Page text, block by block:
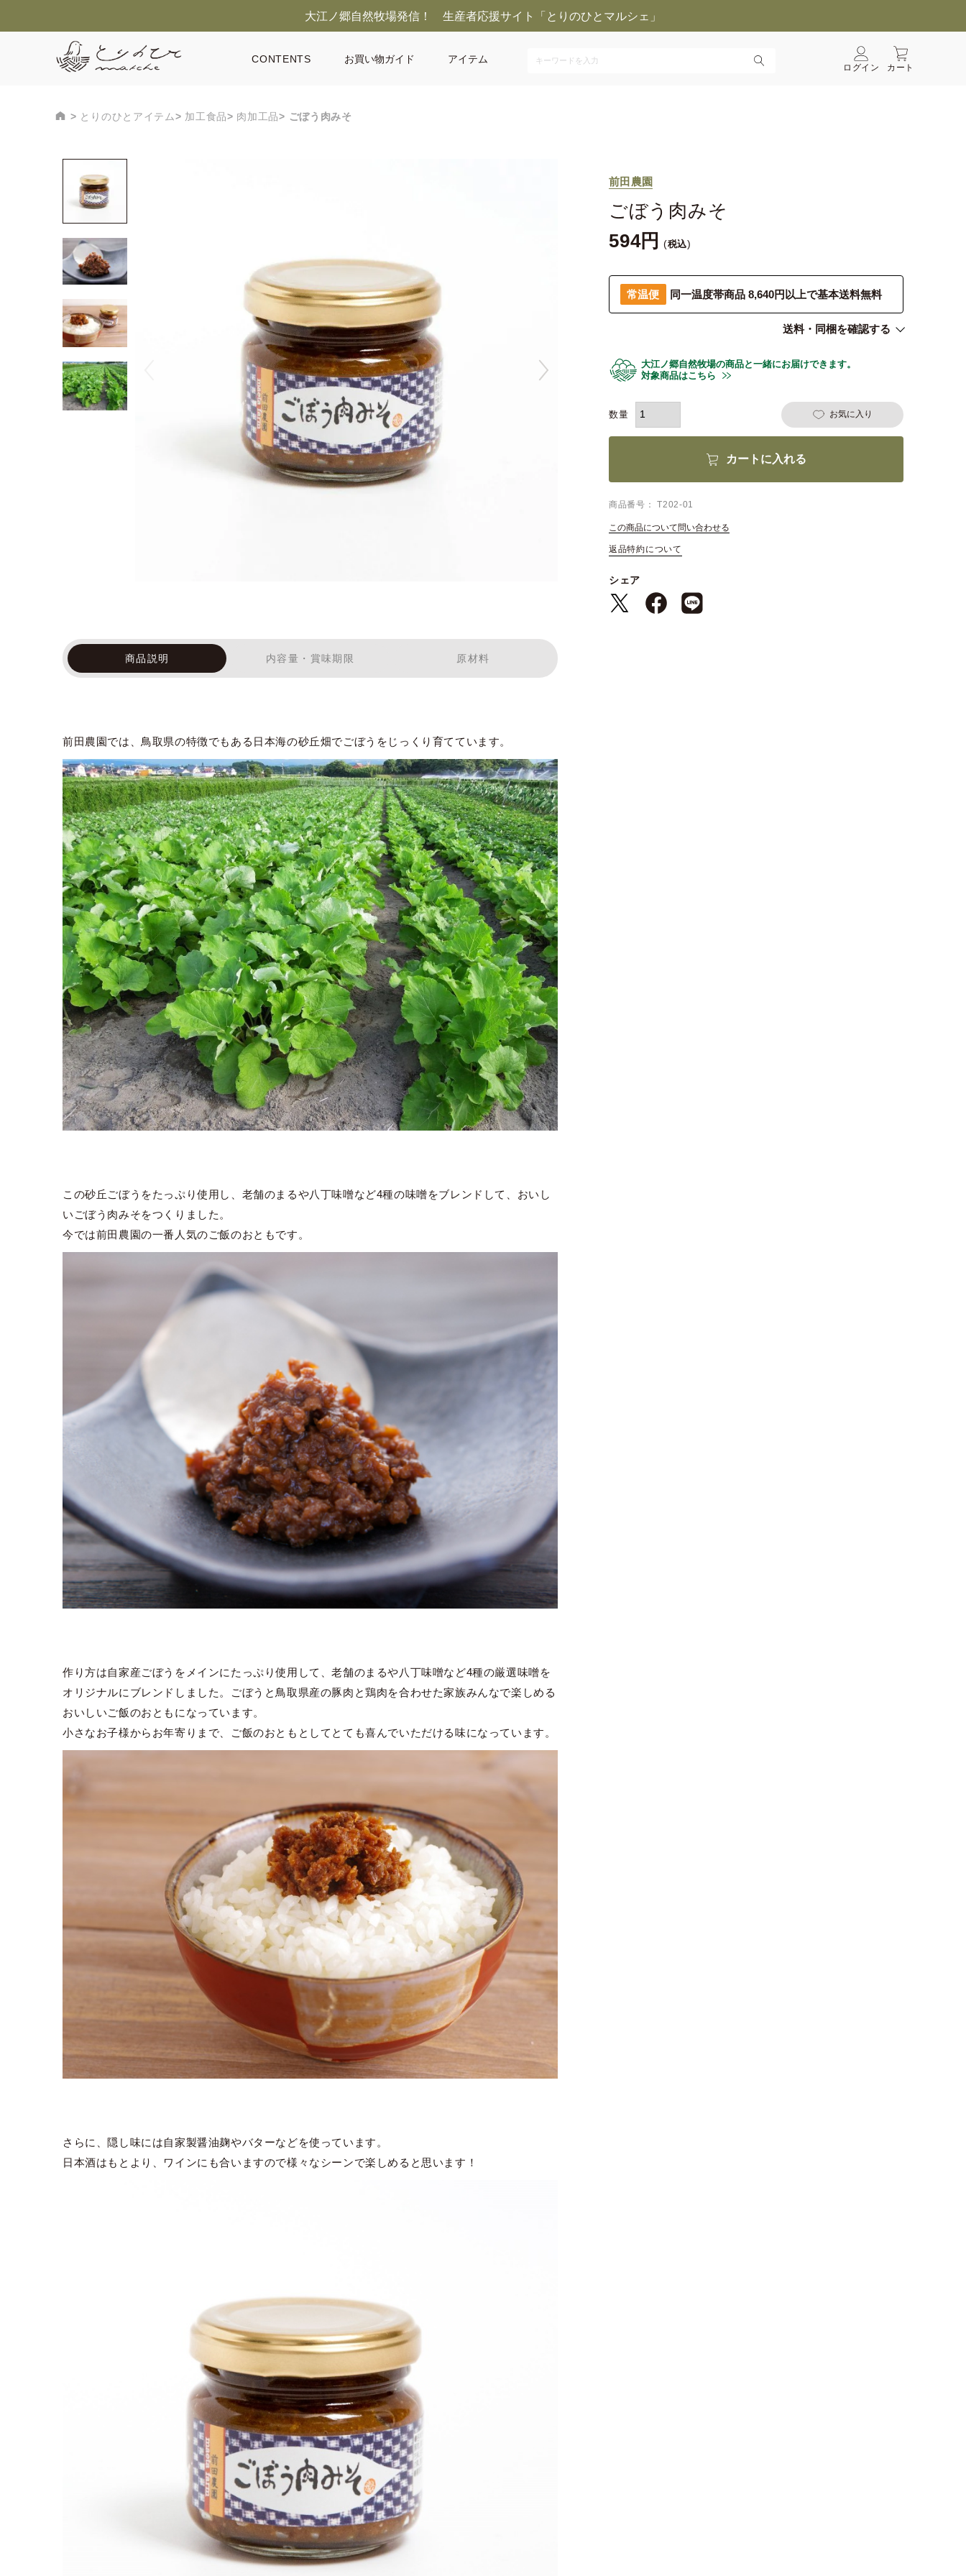
大江ノ郷自然牧場発信！ 生産者応援サイト「とりのひとマルシェ」
CONTENTS お買い物ガイド アイテム
ログイン カート
とりのひとアイテム 加工食品 肉加工品 ごぼう肉みそ
前田農園
ごぼう肉みそ
594
税込
常温便 同一温度帯商品 8,640円以上で基本送料無料
送料・同梱を確認する
大江ノ郷自然牧場の商品と一緒にお届けできます。
対象商品はこちら
お気に入り
カートに入れる
商品番号 T202-01
この商品について問い合わせる
返品特約について
シェア
商品説明 内容量・賞味期限 原材料
前田農園では、鳥取県の特徴でもある日本海の砂丘畑でごぼうをじっくり育てています。
この砂丘ごぼうをたっぷり使用し、老舗のまるや八丁味噌など4種の味噌をブレンドして、おいし
いごぼう肉みそをつくりました。
今では前田農園の一番人気のご飯のおともです。
作り方は自家産ごぼうをメインにたっぷり使用して、老舗のまるや八丁味噌など4種の厳選味噌を
オリジナルにブレンドしました。ごぼうと鳥取県産の豚肉と鶏肉を合わせた家族みんなで楽しめる
おいしいご飯のおともになっています。
小さなお子様からお年寄りまで、ご飯のおともとしてとても喜んでいただける味になっています。
さらに、隠し味には自家製醤油麹やバターなどを使っています。
日本酒はもとより、ワインにも合いますので様々なシーンで楽しめると思います！